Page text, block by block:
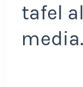
tafel
media.